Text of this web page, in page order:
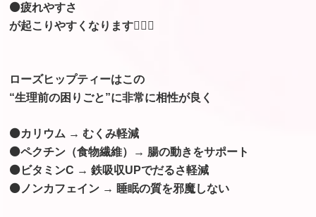
⚫疲れやすさ
が起こりやすくなります😵‍💫💦
ローズヒップティーはこの
“生理前の困りごと”に非常に相性が良く
⚫カリウム → むくみ軽減
⚫ペクチン（食物繊維）→ 腸の動きをサポート
⚫ビタミンC → 鉄吸収UPでだるさ軽減
⚫ノンカフェイン → 睡眠の質を邪魔しない